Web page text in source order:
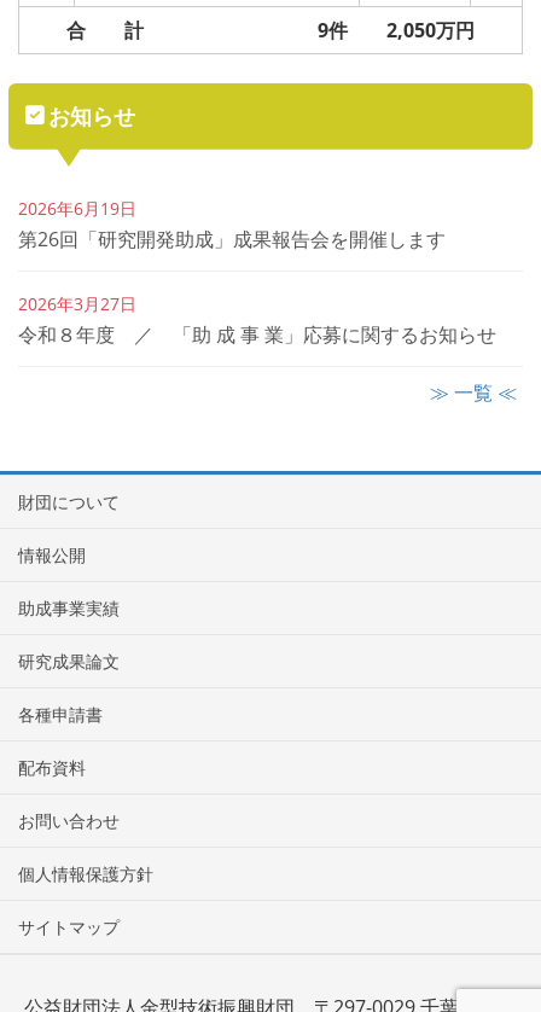
合 計 9件 2,050万円
お知らせ
2026年6月19日
第26回「研究開発助成」成果報告会を開催します
2026年3月27日
令和８年度 ／ 「助 成 事 業」応募に関するお知らせ
≫ 一覧 ≪
財団について
情報公開
助成事業実績
研究成果論文
各種申請書
配布資料
お問い合わせ
個人情報保護方針
サイトマップ